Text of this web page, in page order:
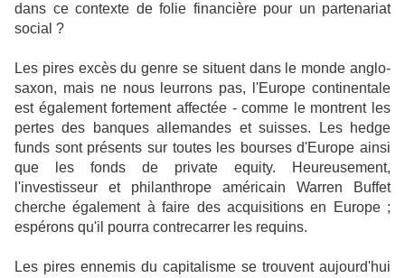
dans ce contexte de folie financière pour un partenariat
social ?
Les pires excès du genre se situent dans le monde anglo-
saxon, mais ne nous leurrons pas, l'Europe continentale
est également fortement affectée - comme le montrent les
pertes des banques allemandes et suisses. Les hedge
funds sont présents sur toutes les bourses d'Europe ainsi
que les fonds de private equity. Heureusement,
l'investisseur et philanthrope américain Warren Buffet
cherche également à faire des acquisitions en Europe ;
espérons qu'il pourra contrecarrer les requins.
Les pires ennemis du capitalisme se trouvent aujourd'hui